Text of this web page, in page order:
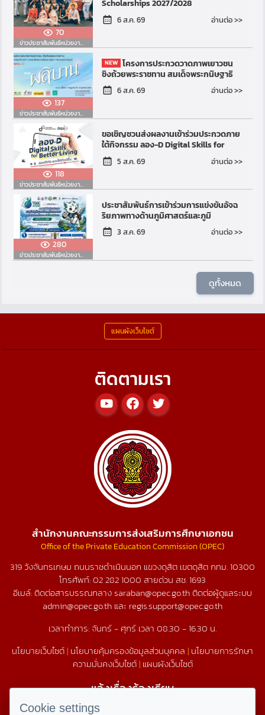
70
ข่าวประชาสัมพันธ์หน่วยงานอื่น
Scholarships 2027/2028
6 ส.ค. 69 อ่านต่อ >>
137
ข่าวประชาสัมพันธ์หน่วยงานอื่น
โครงการประกวดวาดภาพเยาวชน
ชิงถ้วยพระราชทาน สมเด็จพระกนิษฐาธิ
ราชเจ้า กรมสมเด็จพระเทพรัตนราชสุดาฯ
สยามบรมราชกุมารี ฮอร์ส อ...
6 ส.ค. 69 อ่านต่อ >>
118
ข่าวประชาสัมพันธ์หน่วยงานอื่น
ขอเชิญชวนส่งผลงานเข้าร่วมประกวดภาย
ใต้กิจกรรม ลอง-D Digital Skills for
Better Living
5 ส.ค. 69 อ่านต่อ >>
280
ข่าวประชาสัมพันธ์หน่วยงานอื่น
ประชาสัมพันธ์การเข้าร่วมการแข่งขันอัจฉ
ริยภาพทางด้านภูมิศาสตร์และภูมิ
สารสนเทศแห่งประเทศไทย ระดับ
มัธยมศึกษา ครั้งที่ 3 พ.ศ...
3 ส.ค. 69 อ่านต่อ >>
ดูทั้งหมด
แผนผังเว็บไซต์
ติดตามเรา
สำนักงานคณะกรรมการส่งเสริมการศึกษาเอกชน
Office of the Private Education Commission (OPEC)
319 วังจันทรเกษม ถนนราชดำเนินนอก แขวงดุสิต เขตดุสิต กทม. 10300
โทรศัพท์:02 282 1000 สายด่วน สช.1693
อีเมล์: ติดต่อสารบรรณกลาง saraban@opec.go.th ติดต่อผู้ดูแลระบบ
admin@opec.go.th และ regis.support@opec.go.th
เวลาทำการ: จันทร์ - ศุกร์ เวลา 08.30 - 16.30 น.
นโยบายเว็บไซต์| นโยบายคุ้มครองข้อมูลส่วนบุคคล | นโยบายการรักษา
ความมั่นคงเว็บไซต์| แผนผังเว็บไซต์
แจ้งเรื่องร้องเรียน
Cookie settings